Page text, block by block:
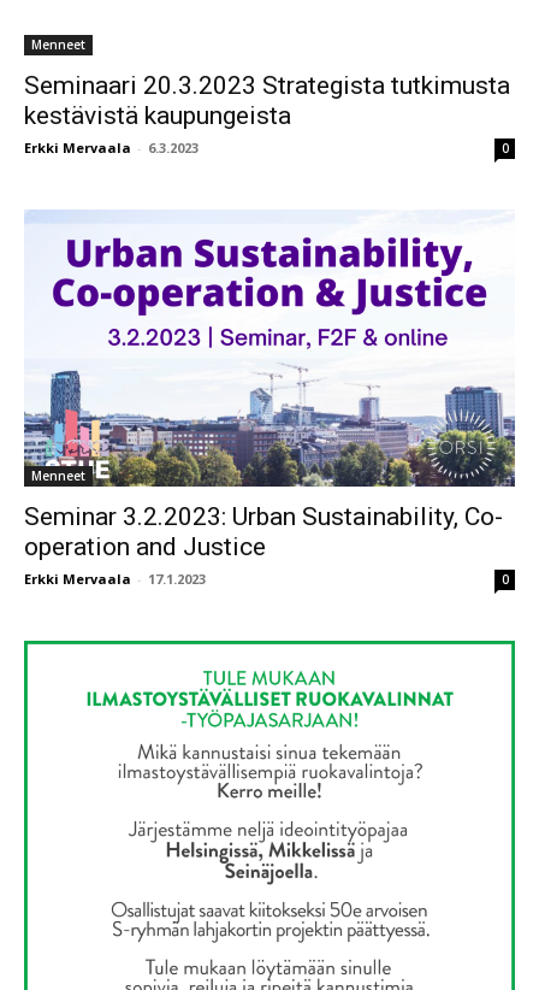
Menneet
Seminaari 20.3.2023 Strategista tutkimusta
kestävistä kaupungeista
Erkki Mervaala - 6.3.2023 0
Menneet
Seminar 3.2.2023: Urban Sustainability, Co-
operation and Justice
Erkki Mervaala - 17.1.2023 0